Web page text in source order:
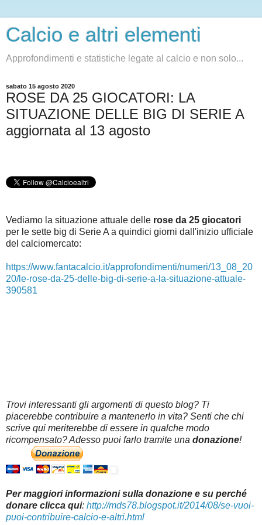
Calcio e altri elementi
Approfondimenti e statistiche legate al calcio e non solo...
sabato 15 agosto 2020
ROSE DA 25 GIOCATORI: LA
SITUAZIONE DELLE BIG DI SERIE A
aggiornata al 13 agosto
Vediamo la situazione attuale delle rose da 25 giocatori
per le sette big di Serie A a quindici giorni dall'inizio ufficiale
del calciomercato:
https://www.fantacalcio.it/approfondimenti/numeri/13_08_20
20/le-rose-da-25-delle-big-di-serie-a-la-situazione-attuale-
390581
Trovi interessanti gli argomenti di questo blog? Ti
piacerebbe contribuire a mantenerlo in vita? Senti che chi
scrive qui meriterebbe di essere in qualche modo
ricompensato? Adesso puoi farlo tramite una donazione!
Per maggiori informazioni sulla donazione e su perché
donare clicca qui: http://mds78.blogspot.it/2014/08/se-vuoi-
puoi-contribuire-calcio-e-altri.html